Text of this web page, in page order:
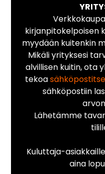
kirjanpitokelpoisen
myydään kuitenkin
Mikäli yrityksesi
alvillisen kuitin, ota
tekoasähköpostitse
sähköpostiin
Lähetämme
Kuluttaja-
aina